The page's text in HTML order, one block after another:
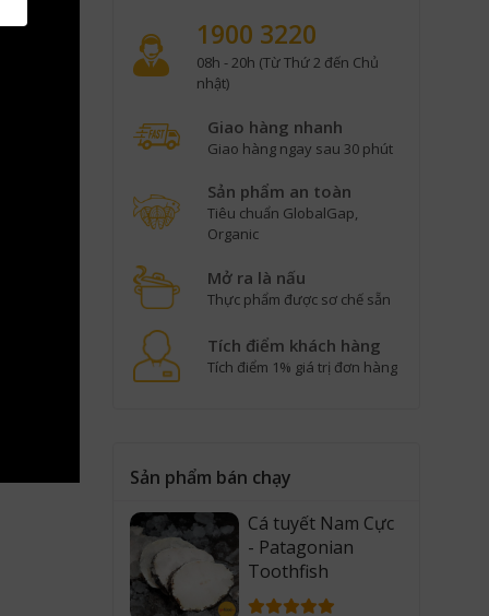
1900 3220
08h - 20h (Từ Thứ 2 đến Chủ
nhật)
Giao hàng nhanh
Giao hàng ngay sau 30 phút
Sản phẩm an toàn
Tiêu chuẩn GlobalGap,
Organic
Mở ra là nấu
Thực phẩm được sơ chế sẵn
Tích điểm khách hàng
Tích điểm 1% giá trị đơn hàng
Sản phẩm bán chạy
Cá tuyết Nam Cực
- Patagonian
Toothfish